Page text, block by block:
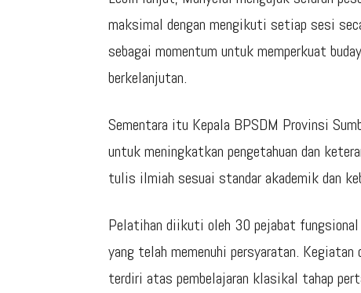
maksimal dengan mengikuti setiap sesi
sebagai momentum untuk memperkuat
berkelanjutan.
Sementara itu Kepala BPSDM Provinsi
untuk meningkatkan pengetahuan dan
tulis ilmiah sesuai standar akademik dan
Pelatihan diikuti oleh 30 pejabat
yang telah memenuhi persyaratan. Kegiatan
terdiri atas pembelajaran klasikal tahap